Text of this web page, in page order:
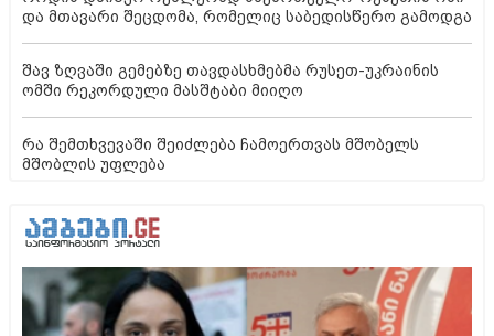
და მთავარი შეცდომა, რომელიც საბედისწერო გამოდგა
შავ ზღვაში გემებზე თავდასხმებმა რუსეთ-უკრაინის
ომში რეკორდული მასშტაბი მიიღო
რა შემთხვევაში შეიძლება ჩამოერთვას მშობელს
მშობლის უფლება